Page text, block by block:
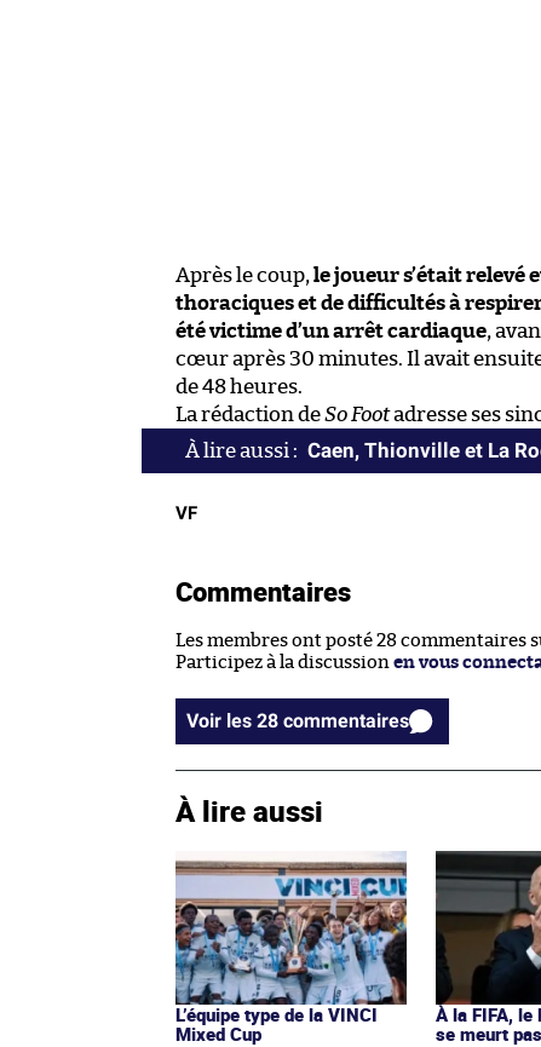
Après le coup, le joueur s’était relevé
thoraciques et de difficultés à
été victime d’un arrêt cardiaque,
cœur après 30 minutes. Il avait
de 48 heures.
La rédaction deSo Footadresse ses
Caen, Thionville et La
VF
Commentaires
Les membres ont posté 28 commentaires
Participez à la discussion en vous
Voir les 28 commentaires
À lire aussi
L’équipe type de la VINCI
Mixed Cup
À la FIFA, le
se meurt pas